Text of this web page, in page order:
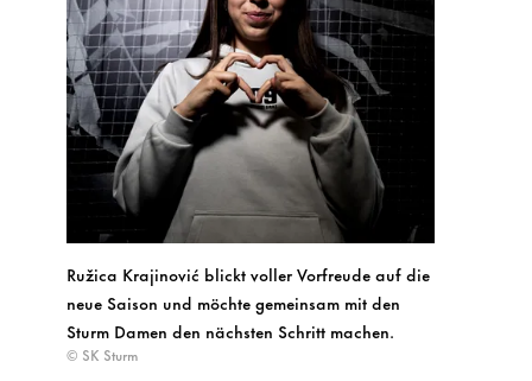
Ružica Krajinović blickt voller Vorfreude auf die
neue Saison und möchte gemeinsam mit den
Sturm Damen den nächsten Schritt machen.
© SK Sturm